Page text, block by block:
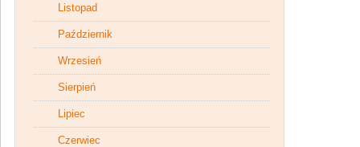
Listopad
Październik
Wrzesień
Sierpień
Lipiec
Czerwiec